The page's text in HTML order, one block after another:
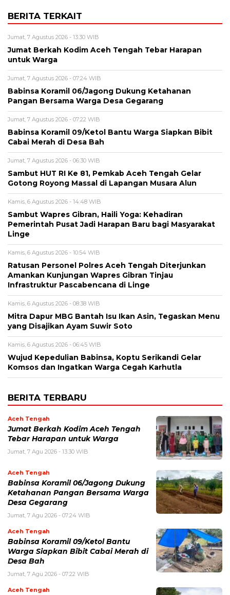
BERITA TERKAIT
Jumat, 7 Agustus 2026 - 13:30 WIB
Jumat Berkah Kodim Aceh Tengah Tebar Harapan
untuk Warga
Jumat, 7 Agustus 2026 - 07:24 WIB
‎Babinsa Koramil 06/Jagong Dukung Ketahanan
Pangan Bersama Warga Desa Gegarang
Jumat, 7 Agustus 2026 - 07:22 WIB
‎Babinsa Koramil 09/Ketol Bantu Warga Siapkan Bibit
Cabai Merah di Desa Bah
Jumat, 7 Agustus 2026 - 06:30 WIB
Sambut HUT RI Ke 81, Pemkab Aceh Tengah Gelar
Gotong Royong Massal di Lapangan Musara Alun
Kamis, 6 Agustus 2026 - 14:48 WIB
‎Sambut Wapres Gibran, Haili Yoga: Kehadiran
Pemerintah Pusat Jadi Harapan Baru bagi Masyarakat
Linge
Kamis, 6 Agustus 2026 - 10:54 WIB
Ratusan Personel Polres Aceh Tengah Diterjunkan
Amankan Kunjungan Wapres Gibran Tinjau
Infrastruktur Pascabencana di Linge
Kamis, 6 Agustus 2026 - 08:38 WIB
‎Mitra Dapur MBG Bantah Isu Ikan Asin, Tegaskan Menu
yang Disajikan Ayam Suwir Soto
Kamis, 6 Agustus 2026 - 06:45 WIB
‎Wujud Kepedulian Babinsa, Koptu Serikandi Gelar
Komsos dan Ingatkan Warga Cegah Karhutla ‎
BERITA TERBARU
Aceh Tengah
Jumat Berkah Kodim Aceh Tengah
Tebar Harapan untuk Warga
Jumat, 7 Agu 2026 - 13:30 WIB
Aceh Tengah
‎Babinsa Koramil 06/Jagong Dukung
Ketahanan Pangan Bersama Warga
Desa Gegarang
Jumat, 7 Agu 2026 - 07:24 WIB
Aceh Tengah
‎Babinsa Koramil 09/Ketol Bantu
Warga Siapkan Bibit Cabai Merah di
Desa Bah
Jumat, 7 Agu 2026 - 07:22 WIB
Aceh Tengah